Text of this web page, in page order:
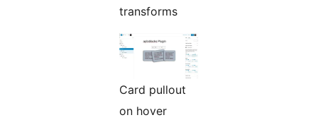
transforms
Card pullout
on hover